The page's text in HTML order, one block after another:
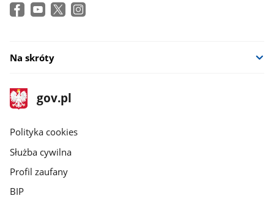
Na skróty
stopka
gov.pl
Strona
gov.pl
gov.pl
Polityka cookies
Służba cywilna
Profil zaufany
BIP